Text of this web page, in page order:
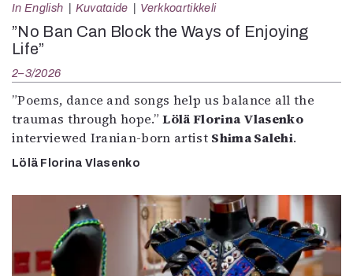
In English Kuvataide Verkkoartikkeli
”No Ban Can Block the Ways of Enjoying
Life”
2–3/2026
”Poems, dance and songs help us balance all the
traumas through hope.”Lölä Florina Vlasenko
interviewed Iranian-born artist Shima Salehi.
Lölä Florina Vlasenko